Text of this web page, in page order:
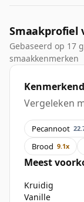
Smaakprofiel
Gebaseerd op 17
smaakkenmerken
Vergeleken
Pecannoot
Brood 9.1x
Meest
Kruidig
Vanille